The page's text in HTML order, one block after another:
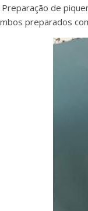
Preparação de
preparados